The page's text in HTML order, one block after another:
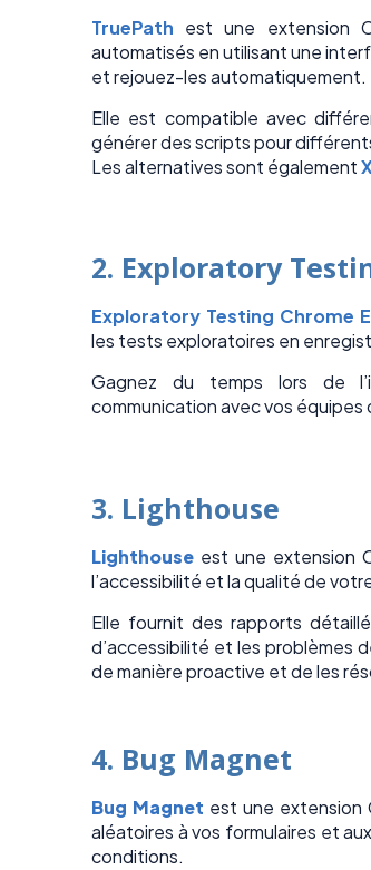
TruePath est une extension
automatisés en utilisant une
et rejouez-les automatiquement.
Elle est compatible avec
générer des scripts pour
Les alternatives sont également
2. Exploratory
Exploratory Testing Chrome
les tests exploratoires en
Gagnez du temps lors de
communication avec vos
3. Lighthouse
Lighthouse est une extension
l’accessibilité et la qualité de
Elle fournit des rapports
d’accessibilité et les problèmes
de manière proactive et de les
4. Bug Magnet
Bug Magnet est une extension
aléatoires à vos formulaires et
conditions.